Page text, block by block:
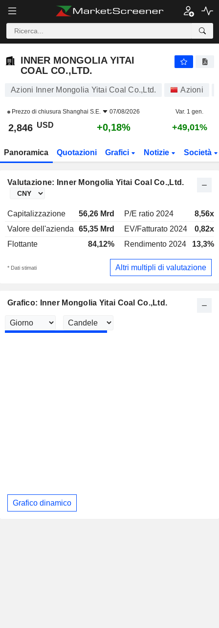
INNER MONGOLIA YITAI
COAL CO.,LTD.
Azioni Inner Mongolia Yitai Coal Co.,Ltd. Azioni
Prezzo di chiusura Shanghai S.E. 07/08/2026 Var. 1 gen.
2,846 USD +0,18% +49,01%
Panoramica Quotazioni Grafici Notizie Società
Valutazione: Inner Mongolia Yitai Coal Co.,Ltd.
Capitalizzazione 56,26 Mrd P/E ratio 2024
8,56x
Valore dell'azienda
65,35 Mrd EV/Fatturato 2024
0,82x
Flottante
84,12% Rendimento 2024 13,3%
* Dati stimati Altri multipli di valutazione
Grafico: Inner Mongolia Yitai Coal Co.,Ltd.
Grafico dinamico